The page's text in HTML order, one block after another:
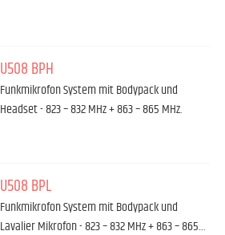
U508 BPH
Funkmikrofon System mit Bodypack und
Headset - 823 – 832 MHz + 863 – 865 MHz.
U508 BPL
Funkmikrofon System mit Bodypack und
Lavalier Mikrofon - 823 – 832 MHz + 863 – 865…